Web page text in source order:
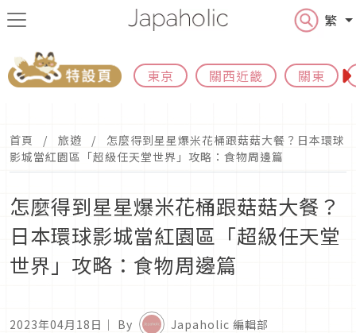
繁
東京 關西近畿 關東
首頁 旅遊
怎麼得到星星爆米花桶跟菇菇大餐？日本環球
影城當紅園區「超級任天堂世界」攻略：食物周邊篇
怎麼得到星星爆米花桶跟菇菇大餐？
日本環球影城當紅園區「超級任天堂
世界」攻略：食物周邊篇
2023年04月18日 ｜ By Japaholic 編輯部